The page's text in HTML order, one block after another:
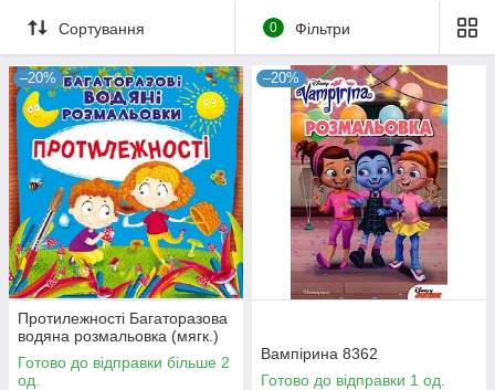
Сортування 0 Фільтри
–20%
Протилежності Багаторазова
водяна розмальовка (мягк.)
Готово до відправки більше 2
од.
–20%
Вампірина 8362
Готово до відправки 1 од.